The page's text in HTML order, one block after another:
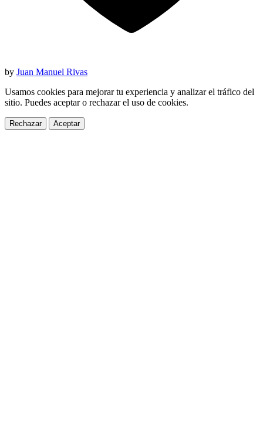
by Juan Manuel Rivas
Usamos cookies para mejorar tu experiencia y analizar el tráfico del
sitio. Puedes aceptar o rechazar el uso de cookies.
Rechazar Aceptar